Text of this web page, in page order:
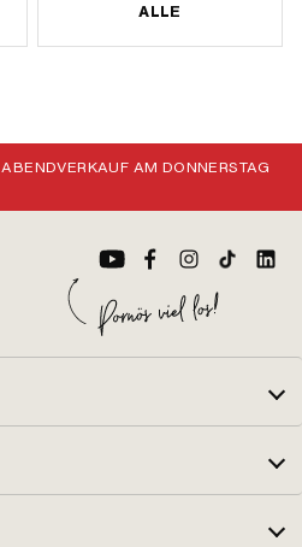
ALLE
ABENDVERKAUF AM DONNERSTAG